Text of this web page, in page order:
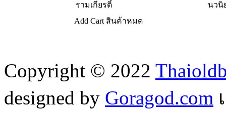
รามเกียรติ์
นวนิ
Add Cart สินค้าหมด
Copyright © 2022
designed by Goragod.com